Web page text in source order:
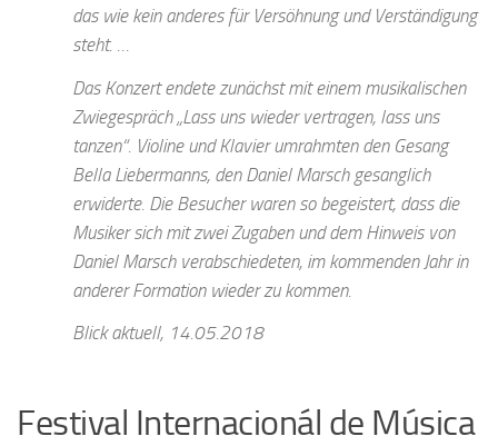
das wie kein anderes für Versöhnung und Verständigung
steht. …
Das Konzert endete zunächst mit einem musikalischen
Zwiegespräch „Lass uns wieder vertragen, lass uns
tanzen“. Violine und Klavier umrahmten den Gesang
Bella Liebermanns, den Daniel Marsch gesanglich
erwiderte. Die Besucher waren so begeistert, dass die
Musiker sich mit zwei Zugaben und dem Hinweis von
Daniel Marsch verabschiedeten, im kommenden Jahr in
anderer Formation wieder zu kommen.
Blick aktuell, 14.05.2018
Festival Internacionál de Música